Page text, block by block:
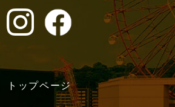
トップページ